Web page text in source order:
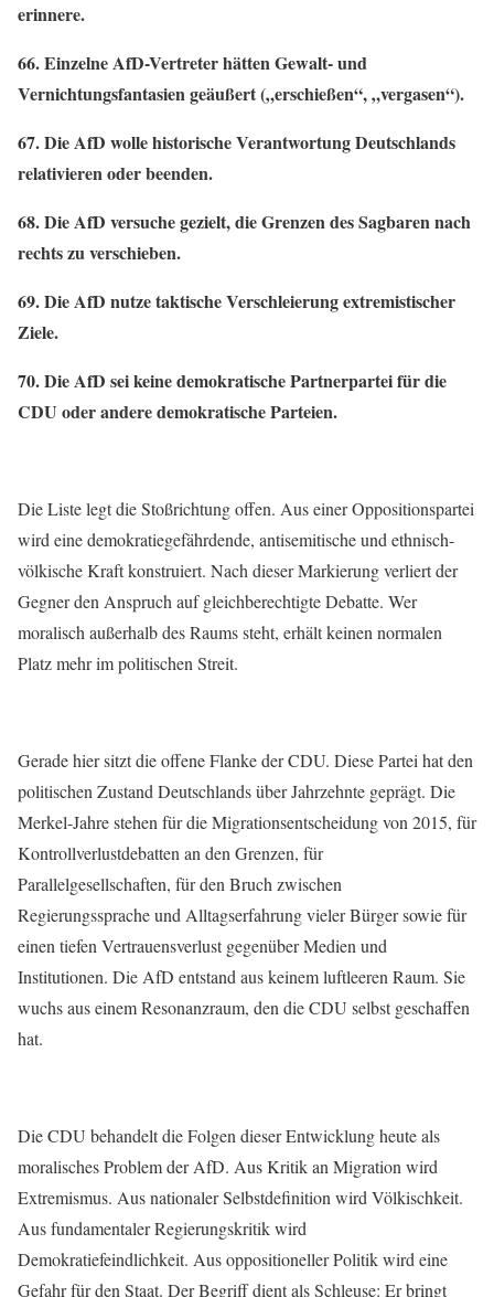
erinnere.
66. Einzelne AfD-Vertreter hätten Gewalt- und
Vernichtungsfantasien geäußert („erschießen“, „vergasen“).
67. Die AfD wolle historische Verantwortung Deutschlands
relativieren oder beenden.
68. Die AfD versuche gezielt, die Grenzen des Sagbaren nach
rechts zu verschieben.
69. Die AfD nutze taktische Verschleierung extremistischer
Ziele.
70. Die AfD sei keine demokratische Partnerpartei für die
CDU oder andere demokratische Parteien.
Die Liste legt die Stoßrichtung offen. Aus einer Oppositionspartei
wird eine demokratiegefährdende, antisemitische und ethnisch-
völkische Kraft konstruiert. Nach dieser Markierung verliert der
Gegner den Anspruch auf gleichberechtigte Debatte. Wer
moralisch außerhalb des Raums steht, erhält keinen normalen
Platz mehr im politischen Streit.
Gerade hier sitzt die offene Flanke der CDU. Diese Partei hat den
politischen Zustand Deutschlands über Jahrzehnte geprägt. Die
Merkel-Jahre stehen für die Migrationsentscheidung von 2015, für
Kontrollverlustdebatten an den Grenzen, für
Parallelgesellschaften, für den Bruch zwischen
Regierungssprache und Alltagserfahrung vieler Bürger sowie für
einen tiefen Vertrauensverlust gegenüber Medien und
Institutionen. Die AfD entstand aus keinem luftleeren Raum. Sie
wuchs aus einem Resonanzraum, den die CDU selbst geschaffen
hat.
Die CDU behandelt die Folgen dieser Entwicklung heute als
moralisches Problem der AfD. Aus Kritik an Migration wird
Extremismus. Aus nationaler Selbstdefinition wird Völkischkeit.
Aus fundamentaler Regierungskritik wird
Demokratiefeindlichkeit. Aus oppositioneller Politik wird eine
Gefahr für den Staat. Der Begriff dient als Schleuse: Er bringt